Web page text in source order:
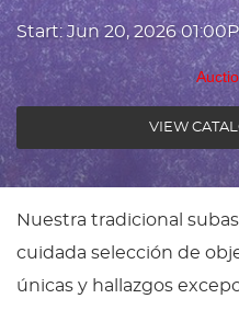
Start: Jun 20, 2026
VIEW
Nuestra tradicional
cuidada selección de
únicas y hallazgos